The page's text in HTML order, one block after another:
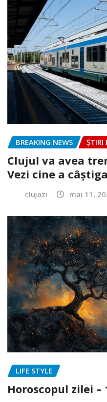
BREAKING NEWS ȘTIRI
Clujul va avea
Vezi cine a
clujazi mai 11,
LIFE STYLE
Horoscopul zilei –